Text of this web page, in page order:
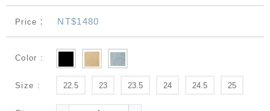
Price： NT$1480
Color :
Size : 22.5 23 23.5 24 24.5 25